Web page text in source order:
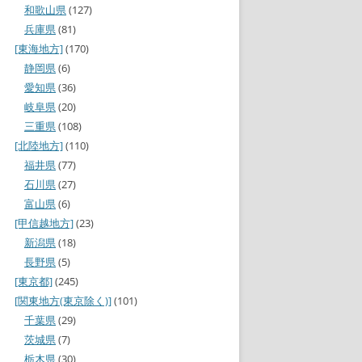
和歌山県(127)
兵庫県(81)
[東海地方](170)
静岡県(6)
愛知県(36)
岐阜県(20)
三重県(108)
[北陸地方](110)
福井県(77)
石川県(27)
富山県(6)
[甲信越地方](23)
新潟県(18)
長野県(5)
[東京都](245)
[関東地方(東京除く)](101)
千葉県(29)
茨城県(7)
栃木県(30)